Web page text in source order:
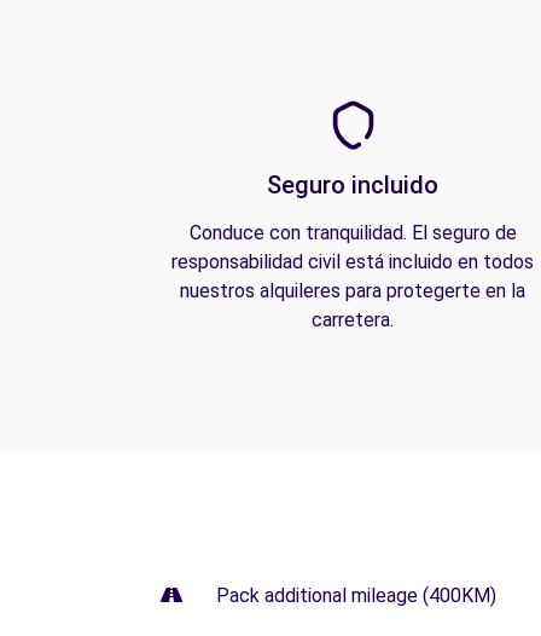
Seguro incluido
Conduce con tranquilidad. El seguro de
responsabilidad civil está incluido en todos
nuestros alquileres para protegerte en la
carretera.
Pack additional mileage (400KM)